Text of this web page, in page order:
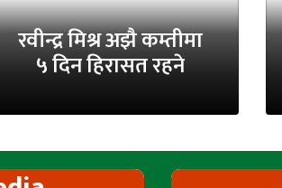
रवीन्द्र मिश्र अझै कम्तीमा
५ दिन हिरासत रहने